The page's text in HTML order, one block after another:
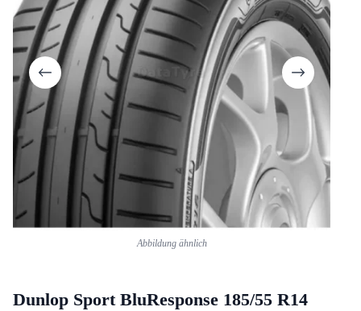
Abbildung ähnlich
Dunlop Sport BluResponse 185/55 R14